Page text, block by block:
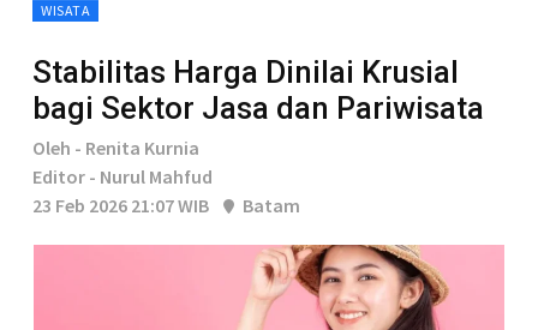
WISATA
Stabilitas Harga Dinilai Krusial
bagi Sektor Jasa dan Pariwisata
Oleh - Renita Kurnia
Editor - Nurul Mahfud
23 Feb 2026 21:07 WIB
Batam